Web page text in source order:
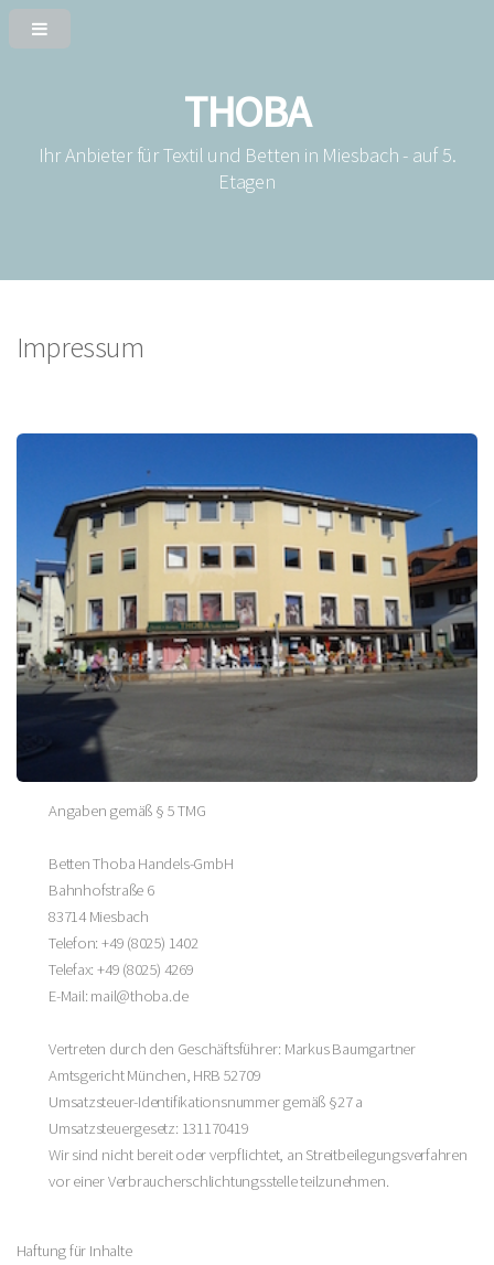
THOBA
Ihr Anbieter für Textil und Betten in Miesbach - auf 5.
Etagen
Impressum
Angaben gemäß § 5 TMG
Betten Thoba Handels-GmbH
Bahnhofstraße 6
83714 Miesbach
Telefon: +49 (8025) 1402
Telefax: +49 (8025) 4269
E-Mail: mail@thoba.de
Vertreten durch den Geschäftsführer: Markus Baumgartner
Amtsgericht München, HRB 52709
Umsatzsteuer-Identifikationsnummer gemäß §27 a
Umsatzsteuergesetz: 131170419
Wir sind nicht bereit oder verpflichtet, an Streitbeilegungsverfahren
vor einer Verbraucherschlichtungsstelle teilzunehmen.
Haftung für Inhalte